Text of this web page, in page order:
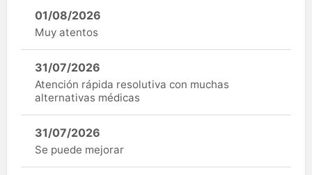
01/08/2026
Muy atentos
31/07/2026
Atención rápida resolutiva con muchas
alternativas médicas
31/07/2026
Se puede mejorar